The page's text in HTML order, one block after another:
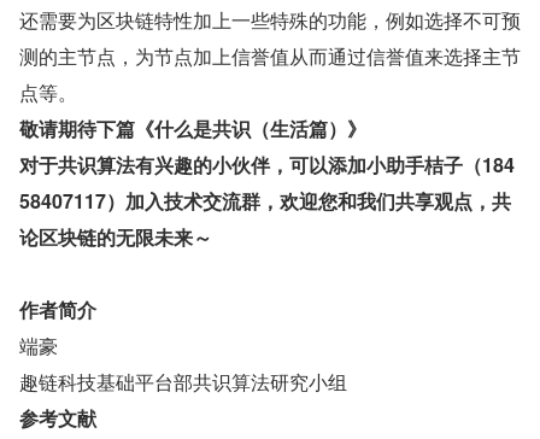
还需要为区块链特性加上一些特殊的功能，例如选择不可预
测的主节点，为节点加上信誉值从而通过信誉值来选择主节
点等。
敬请期待下篇《什么是共识（生活篇）》
对于共识算法有兴趣的小伙伴，可以添加小助手桔子（184
58407117）加入技术交流群，欢迎您和我们共享观点，共
论区块链的无限未来～
作者简介
端豪
趣链科技基础平台部共识算法研究小组
参考文献